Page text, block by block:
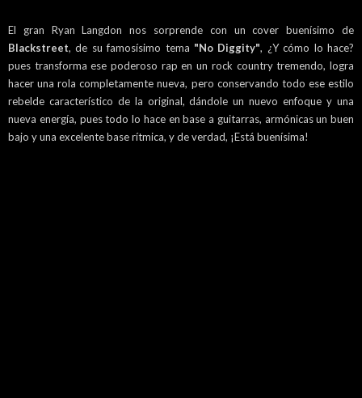
El gran Ryan Langdon nos sorprende con un cover buenísimo de
Blackstreet, de su famosísimo tema "No Diggity", ¿Y cómo lo hace?
pues transforma ese poderoso rap en un rock country tremendo, logra
hacer una rola completamente nueva, pero conservando todo ese estilo
rebelde característico de la original, dándole un nuevo enfoque y una
nueva energía, pues todo lo hace en base a guitarras, armónicas un buen
bajo y una excelente base rítmica, y de verdad, ¡Está buenísima!